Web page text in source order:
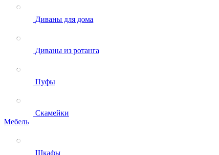
Диваны для дома
Диваны из ротанга
Пуфы
Скамейки
Мебель
Шкафы